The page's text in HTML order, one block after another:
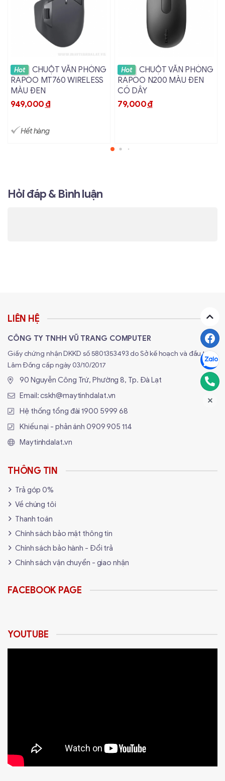
Xem chi tiết
Hot
CHUỘT VĂN PHÒNG
RAPOO MT760 WIRELESS
MÀU ĐEN
949,000đ
Hết hàng
Xem chi tiết
Hot
CHUỘT VĂN PHÒNG
RAPOO N200 MÀU ĐEN
CÓ DÂY
79,000đ
Hỏi đáp & Bình luận
LIÊN HỆ
CÔNG TY TNHH VŨ TRANG COMPUTER
Giấy chứng nhận DKKD số 5801353493 do Sở kế hoạch và đầu tư
Lâm Đồng cấp ngày 03/10/2017
90 Nguyễn Công Trứ, Phường 8, Tp. Đà Lạt
Email:cskh@maytinhdalat.vn
Hệ thống tổng đài1900 5999 68
Khiếu nại - phản ánh 0909 905 114
Maytinhdalat.vn
THÔNG TIN
Trả góp 0%
Về chúng tôi
Thanh toán
Chính sách bảo mật thông tin
Chính sách bảo hành - Đổi trả
Chính sách vận chuyển - giao nhận
FACEBOOK PAGE
YOUTUBE